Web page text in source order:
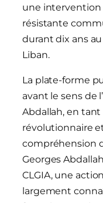
une intervention
résistante
durant dix ans
Liban.
La plate-forme
avant le sens de
Abdallah, en
révolutionnaire
compréhension
Georges
CLGIA, une
largement